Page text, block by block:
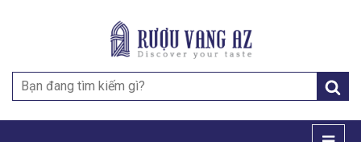
Search
for: